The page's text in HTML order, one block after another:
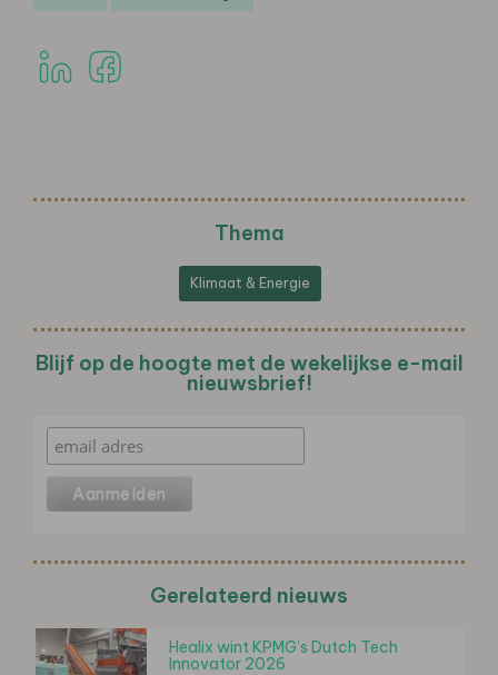
Thema
Klimaat & Energie
Blijf op de hoogte met de wekelijkse e-mail
nieuwsbrief!
Gerelateerd nieuws
Healix wint KPMG’s Dutch Tech
Innovator 2026